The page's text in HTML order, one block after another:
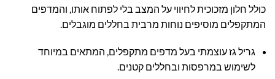
כולל חלון מזכוכית לחיווי על המצב בלי לפתוח אותו, והמדפים
המתקפלים מוסיפים נוחות מרבית בחללים מוגבלים.
גריל גז עוצמתי בעל מדפים מתקפלים, המתאים במיוחד
לשימוש במרפסות ובחללים קטנים.